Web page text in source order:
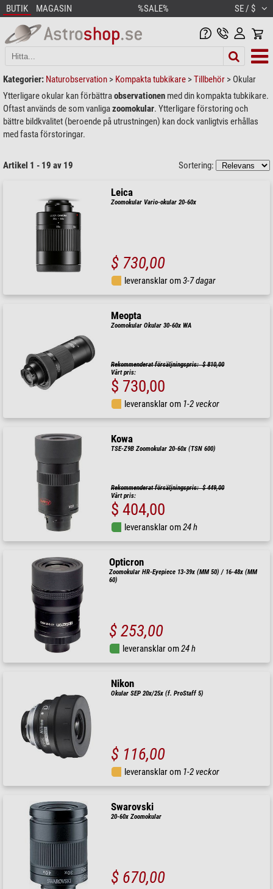
BUTIK MAGASIN %SALE% SE / $
Kategorier: Naturobservation > Kompakta tubkikare >Tillbehör > Okular
Ytterligare okular kan förbättraobservationen med din kompakta tubkikare.
Oftast används de som vanligazoomokular. Ytterligare förstoring och
bättre bildkvalitet (beroende på utrustningen) kan dock vanligtvis erhållas
med fasta förstoringar.
Artikel 1 - 19 av 19 Sortering:
Leica
Zoomokular Vario-okular 20-60x
$ 730,00
leveransklar om3-7 dagar
Meopta
Zoomokular Okular 30-60x WA
Rekommenderat försäljningspris: $ 810,00
Vårt pris:
$ 730,00
leveransklar om 1-2 veckor
Kowa
TSE-Z9B Zoomokular 20-60x (TSN 600)
Rekommenderat försäljningspris: $ 449,00
Vårt pris:
$ 404,00
leveransklar om24 h
Opticron
Zoomokular HR-Eyepiece 13-39x (MM 50) / 16-48x (MM
60)
$ 253,00
leveransklar om24 h
Nikon
Okular SEP 20x/25x (f. ProStaff 5)
$ 116,00
leveransklar om 1-2 veckor
Swarovski
20-60x Zoomokular
$ 670,00